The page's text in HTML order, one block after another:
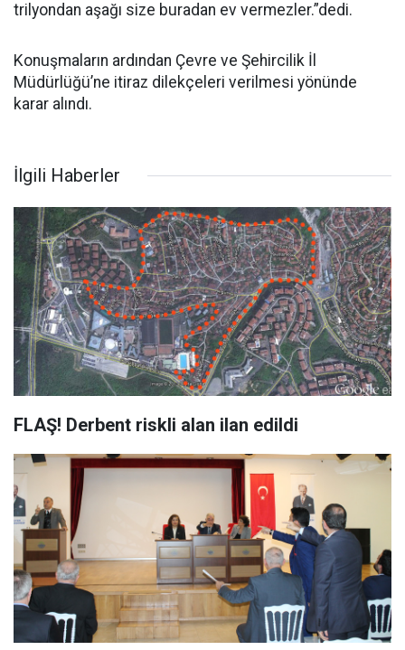
trilyondan aşağı size buradan ev vermezler.”dedi.
Konuşmaların ardından Çevre ve Şehircilik İl
Müdürlüğü’ne itiraz dilekçeleri verilmesi yönünde
karar alındı.
İlgili Haberler
FLAŞ! Derbent riskli alan ilan edildi